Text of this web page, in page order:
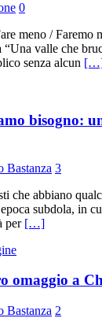
0
meno / Faremo
valle che
senza alcun
bisogno:
Bastanza 3
che abbiano
subdola, in
per […]
omaggio a
Bastanza 2